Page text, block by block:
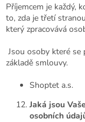
Příjemcem je každý,
to, zda je třetí
který zpracovává
Jsou osoby které se
základě smlouvy.
Shoptet a.s.
Jaká jsou
osobních